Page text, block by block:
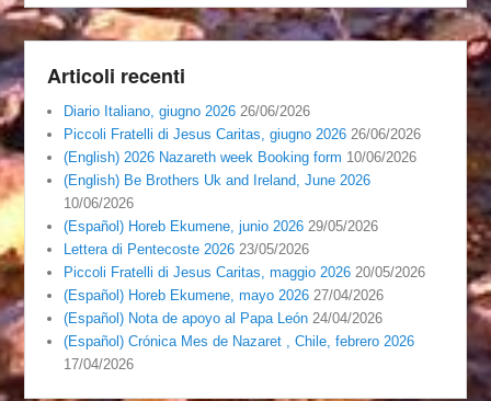
Articoli recenti
Diario Italiano, giugno 2026 26/06/2026
Piccoli Fratelli di Jesus Caritas, giugno 2026 26/06/2026
(English) 2026 Nazareth week Booking form 10/06/2026
(English) Be Brothers Uk and Ireland, June 2026
10/06/2026
(Español) Horeb Ekumene, junio 2026 29/05/2026
Lettera di Pentecoste 2026 23/05/2026
Piccoli Fratelli di Jesus Caritas, maggio 2026 20/05/2026
(Español) Horeb Ekumene, mayo 2026 27/04/2026
(Español) Nota de apoyo al Papa León 24/04/2026
(Español) Crónica Mes de Nazaret , Chile, febrero 2026
17/04/2026